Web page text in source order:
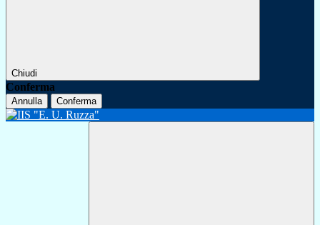
Chiudi
Conferma
Annulla Conferma